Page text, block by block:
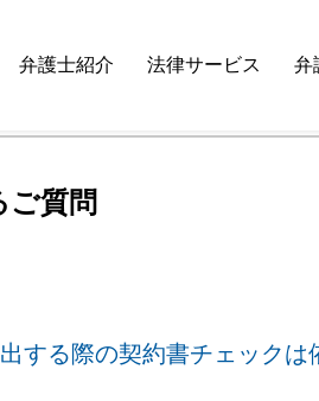
弁護士紹介 法律サービス 弁
ご質問
する際の契約書チェックは